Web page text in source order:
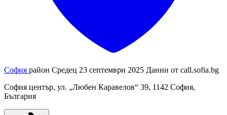
София район Средец 23 септември 2025 Данни от call.sofia.bg
София център, ул. „Любен Каравелов“ 39, 1142 София,
България